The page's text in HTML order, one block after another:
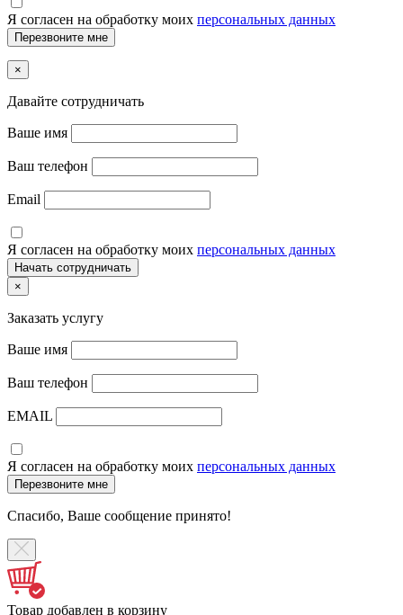
Я согласен на обработку моих персональных данных
×
Давайте сотрудничать
Ваше имя
Ваш телефон
Email
Я согласен на обработку моих персональных данных
×
Заказать услугу
Ваше имя
Ваш телефон
EMAIL
Я согласен на обработку моих персональных данных
Спасибо, Ваше сообщение принято!
Товар добавлен в корзину